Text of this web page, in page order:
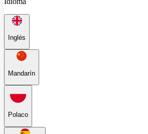
Inglés
Mandarín
Polaco